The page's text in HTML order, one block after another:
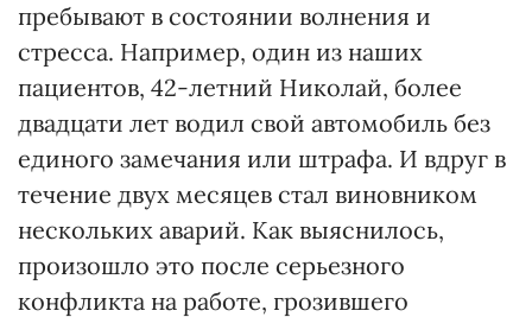
пребывают в состоянии волнения и
стресса. Например, один из наших
пациентов, 42-летний Николай, более
двадцати лет водил свой автомобиль без
единого замечания или штрафа. И вдруг в
течение двух месяцев стал виновником
нескольких аварий. Как выяснилось,
произошло это после серьезного
конфликта на работе, грозившего